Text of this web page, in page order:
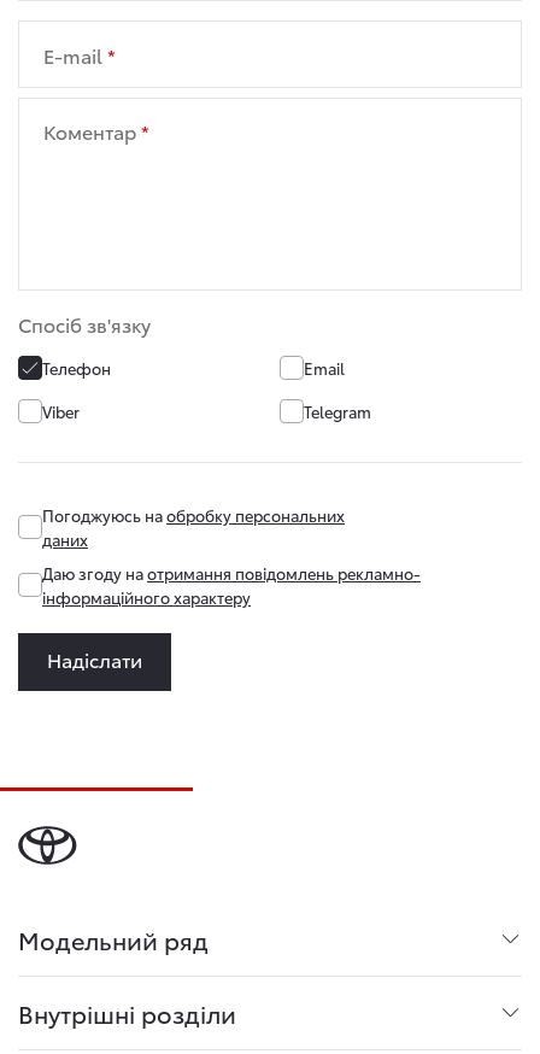
E-mail
Коментар
Спосіб зв'язку
Телефон
Email
Viber
Telegram
Погоджуюсь наобробку персональних
даних
Даю згоду наотримання повідомлень рекламно-
інформаційного характеру
Надіслати
Модельний ряд
Внутрішні розділи